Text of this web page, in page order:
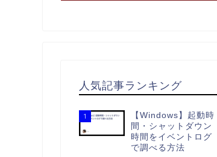
人気記事ランキング
1
【Windows】起動時
間・シャットダウン
時間をイベントログ
で調べる方法